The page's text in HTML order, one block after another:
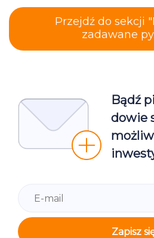
Przejdź do sekcji
zadawane
Bądź
dowie
Zapisz